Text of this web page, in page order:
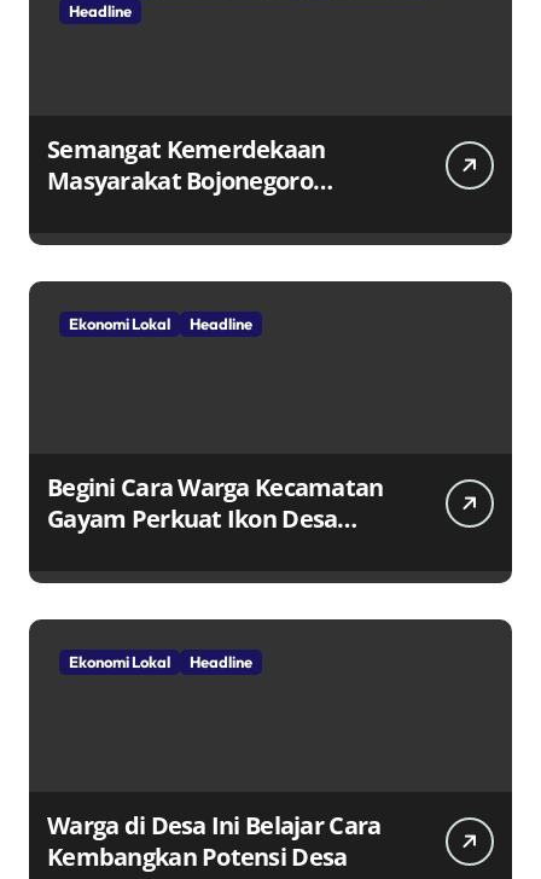
Headline
Semangat Kemerdekaan
Masyarakat Bojonegoro
Ekonomi Lokal Headline
Begini Cara Warga Kecamatan
Gayam Perkuat Ikon Desa
Melalui TPID
Ekonomi Lokal Headline
Warga di Desa Ini Belajar Cara
Kembangkan Potensi Desa